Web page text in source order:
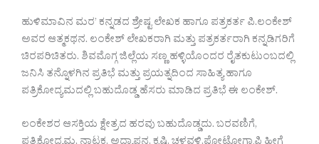
ಹುಳಿಮಾವಿನ ಮರ’ ಕನ್ನಡದ ಶ್ರೇಷ್ಟ ಲೇಖಕ ಹಾಗೂ ಪತ್ರಕರ್ತ ಪಿ.ಲಂಕೇಶ್
ಅವರ ಆತ್ಮಕಥನ. ಲಂಕೇಶ್ ಲೇಖಕರಾಗಿ ಮತ್ತು ಪತ್ರಕರ್ತರಾಗಿ ಕನ್ನಡಿಗರಿಗೆ
ಚಿರಪರಿಚಿತರು. ಶಿವಮೊಗ್ಗ ಜಿಲ್ಲೆಯ ಸಣ್ಣ ಹಳ್ಳಿಯೊಂದರ ರೈತಕುಟುಂಬದಲ್ಲಿ
ಜನಿಸಿ ತನ್ನೊಳಗಿನ ಪ್ರತಿಭೆ ಮತ್ತು ಪ್ರಯತ್ನದಿಂದ ಸಾಹಿತ್ಯ ಹಾಗೂ
ಪತ್ರಿಕೋದ್ಯಮದಲ್ಲಿ ಬಹುದೊಡ್ಡ ಹೆಸರು ಮಾಡಿದ ಪ್ರತಿಭೆ ಈ ಲಂಕೇಶ್.
ಲಂಕೇಶರ ಆಸಕ್ತಿಯ ಕ್ಷೇತ್ರದ ಹರವು ಬಹುದೊಡ್ಡದು. ಬರವಣಿಗೆ,